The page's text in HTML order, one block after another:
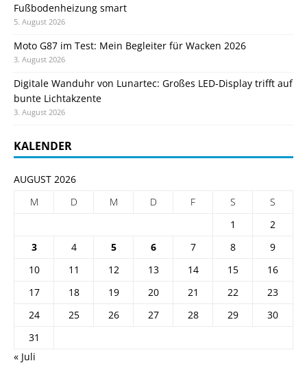
Fußbodenheizung smart
5. August 2026
Moto G87 im Test: Mein Begleiter für Wacken 2026
3. August 2026
Digitale Wanduhr von Lunartec: Großes LED-Display trifft auf
bunte Lichtakzente
3. August 2026
KALENDER
AUGUST 2026
M
D M D F S
S
1
2
3
4 5 6 7 8
9
10
11 12 13 14 15
16
17
18 19 20 21 22
23
24
25 26 27 28 29
30
31
« Juli